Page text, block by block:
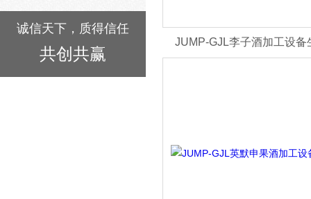
诚信天下，质得信任
共创共赢
JUMP-GJL李子酒加工设备